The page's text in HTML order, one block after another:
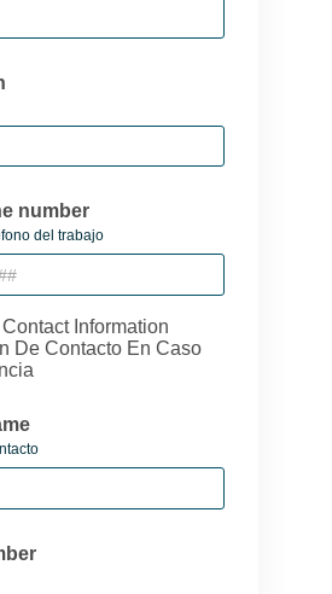
number
del trabajo
Information
De Contacto En Caso